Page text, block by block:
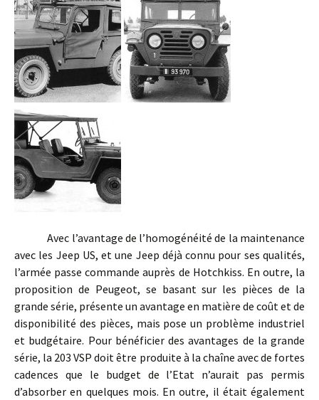
Avec l’avantage de l’homogénéité de la maintenance
avec les Jeep US, et une Jeep déjà connu pour ses qualités,
l’armée passe commande auprès de Hotchkiss. En outre, la
proposition de Peugeot, se basant sur les pièces de la
grande série, présente un avantage en matière de coût et de
disponibilité des pièces, mais pose un problème industriel
et budgétaire. Pour bénéficier des avantages de la grande
série, la 203 VSP doit être produite à la chaîne avec de fortes
cadences que le budget de l’Etat n’aurait pas permis
d’absorber en quelques mois. En outre, il était également